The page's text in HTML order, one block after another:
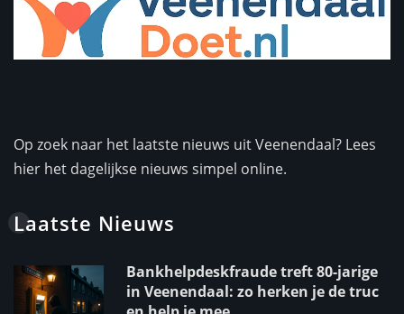
Op zoek naar het laatste nieuws uit Veenendaal? Lees
hier het dagelijkse nieuws simpel online.
Laatste Nieuws
Bankhelpdeskfraude treft 80-jarige
in Veenendaal: zo herken je de truc